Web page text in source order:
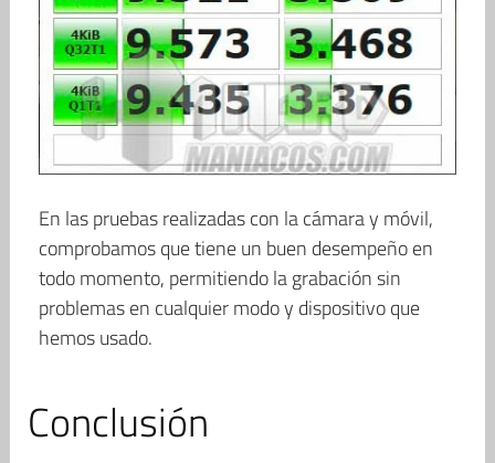
En las pruebas realizadas con la cámara y móvil,
comprobamos que tiene un buen desempeño en
todo momento, permitiendo la grabación sin
problemas en cualquier modo y dispositivo que
hemos usado.
Conclusión